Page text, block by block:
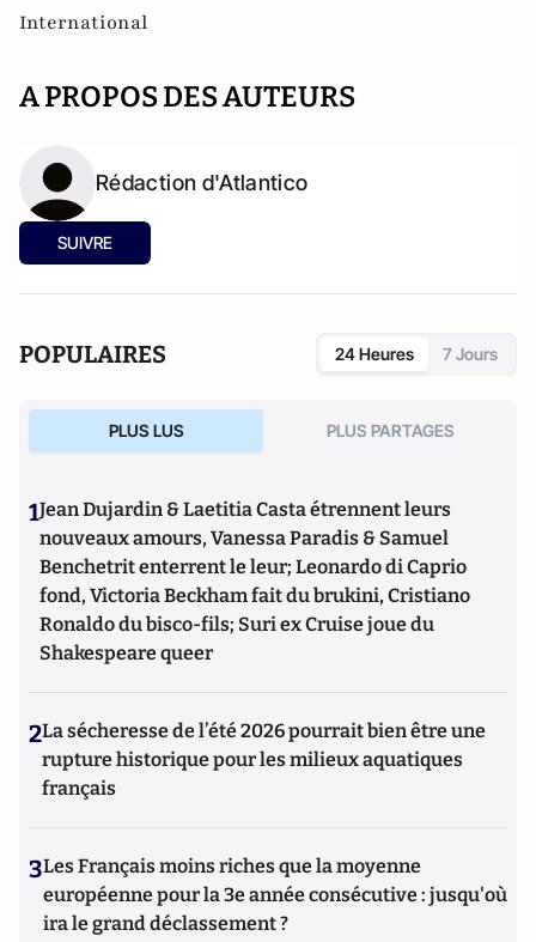
International
A PROPOS DES AUTEURS
Rédaction d'Atlantico
SUIVRE
POPULAIRES 24 Heures 7 Jours
PLUS LUS PLUS PARTAGES
1Jean Dujardin & Laetitia Casta étrennent leurs
nouveaux amours, Vanessa Paradis & Samuel
Benchetrit enterrent le leur; Leonardo di Caprio
fond, Victoria Beckham fait du brukini, Cristiano
Ronaldo du bisco-fils; Suri ex Cruise joue du
Shakespeare queer
2La sécheresse de l’été 2026 pourrait bien être une
rupture historique pour les milieux aquatiques
français
3Les Français moins riches que la moyenne
européenne pour la 3e année consécutive : jusqu'où
ira le grand déclassement ?